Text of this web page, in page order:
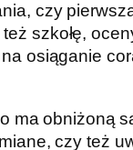
czy
szkołę,
osiąganie
ma obniżoną
czy też